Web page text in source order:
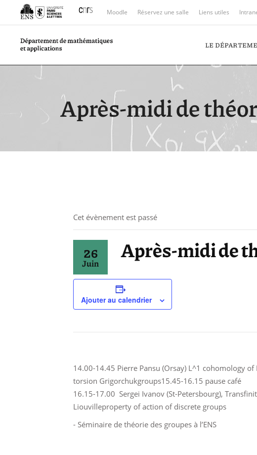
Moodle Réservez une salle Liens utiles
LE
Après-midi de
Cet évènement est passé
26
Juin Après-midi de
Ajouter au calendrier
14.00-14.45 Pierre Pansu (Orsay) L^1 cohomology
torsion Grigorchukgroups15.45-16.15 pause café
16.15-17.00 Sergei Ivanov (St-Petersbourg),
Liouvilleproperty of action of discrete groups
- Séminaire de théorie des groupes à l’ENS